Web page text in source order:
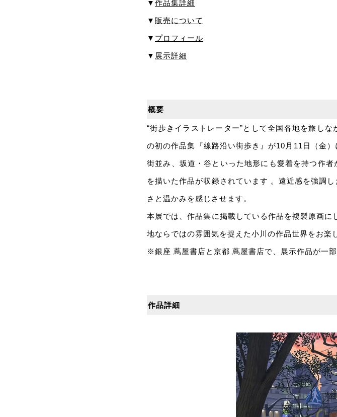
▼ 作品集詳細
▼ 販売について
▼ プロフィール
▼ 展示詳細
概要
“街歩きイラストレーター”として全国各地を旅し
の初の作品集『線路沿い街歩き』が10月11日（金
街並み、坂道・谷といった地形にも愛着を持つ作
を描いた作品が収録されています 。遠近感を強調
さと温かみを感じさせます。
本展では、作品集に掲載している作品を複製原画
地ならではの雰囲気を捉えた小川の作品世界をお楽
※銀座 蔦屋書店と京都 蔦屋書店で、展示作品が一部
作品詳細